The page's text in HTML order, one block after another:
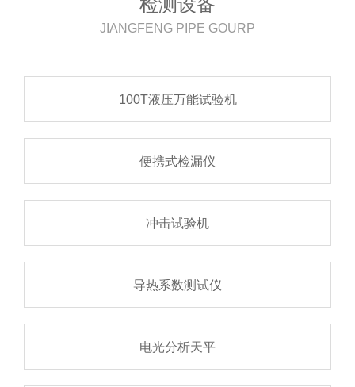
检测设备
JIANGFENG PIPE GOURP
100T液压万能试验机
便携式检漏仪
冲击试验机
导热系数测试仪
电光分析天平